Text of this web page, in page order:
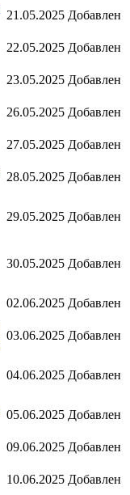
21.05.2025 Добавлен
22.05.2025 Добавлен
23.05.2025 Добавлен
26.05.2025 Добавлен
27.05.2025 Добавлен
28.05.2025 Добавлен
29.05.2025 Добавлен
30.05.2025 Добавлен
02.06.2025 Добавлен
03.06.2025 Добавлен
04.06.2025 Добавлен
05.06.2025 Добавлен
09.06.2025 Добавлен
10.06.2025 Добавлен